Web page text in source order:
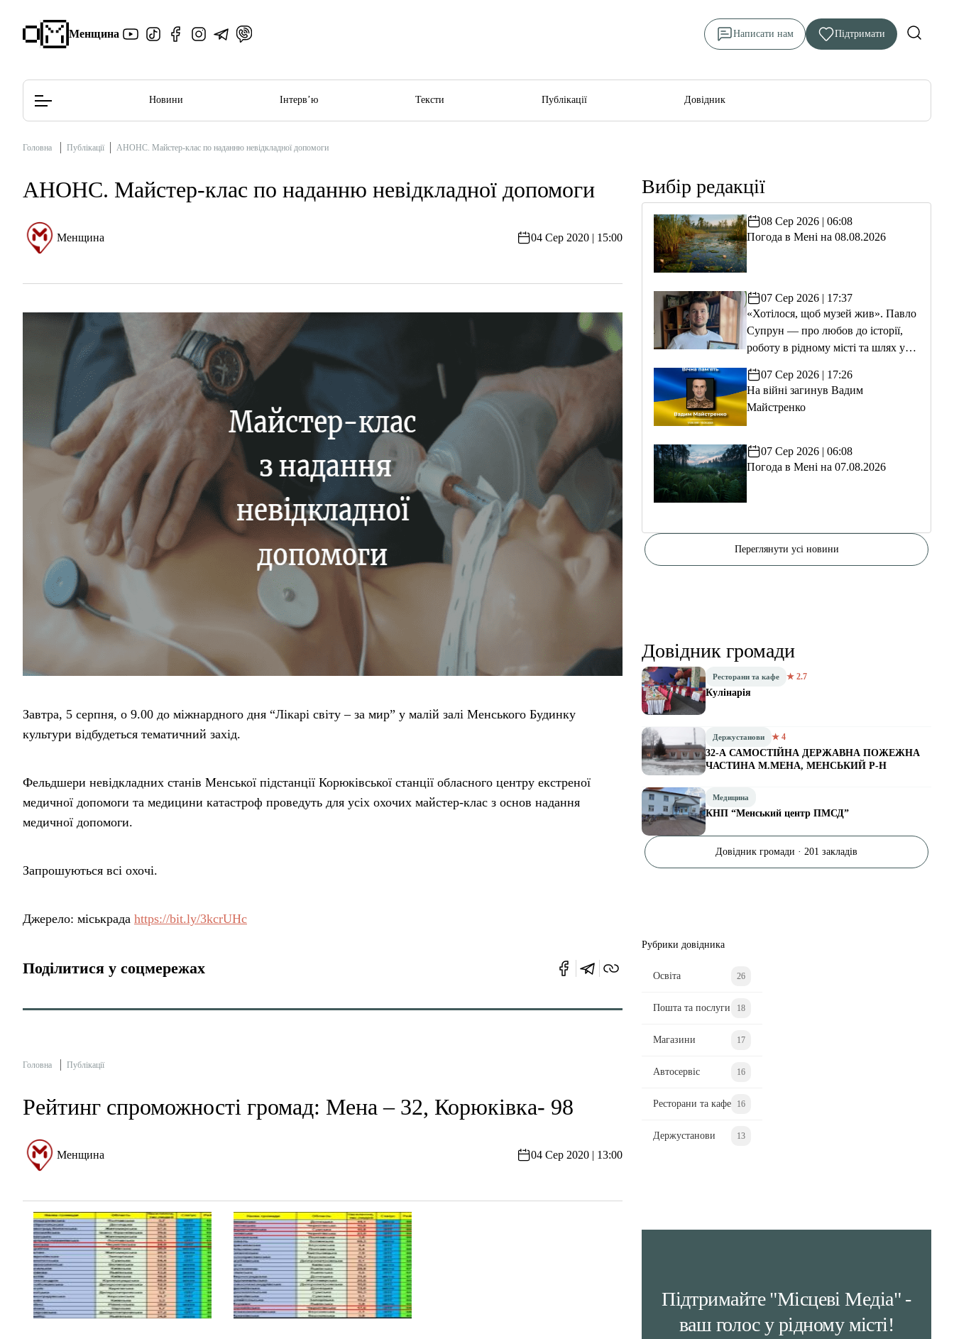
Менщина Написати нам Підтримати
Редакційна політика
Новини Інтерв’ю Тексти Публікації Довідник
Головна Публікації АНОНС. Майстер-клас по наданню невідкладної допомоги
АНОНС. Майстер-клас по наданню невідкладної допомоги
Менщина 04 Сер 2020 | 15:00
Завтра, 5 серпня, о 9.00 до міжнардного дня “Лікарі світу – за мир” у малій залі Менського Будинку
культури відбудеться тематичний захід.
Фельдшери невідкладних станів Менської підстанції Корюківської станції обласного центру екстреної
медичної допомоги та медицини катастроф проведуть для усіх охочих майстер-клас з основ надання
медичної допомоги.
Запрошуються всі охочі.
Джерело: міськрада https://bit.ly/3kcrUHc
Поділитися у соцмережах
Головна Публікації
Рейтинг спроможності громад: Мена – 32, Корюківка- 98
Менщина 04 Сер 2020 | 13:00
Вибір редакції
08 Сер 2026 | 06:08
Погода в Мені на 08.08.2026
07 Сер 2026 | 17:37
«Хотілося, щоб музей жив». Павло
Супрун — про любов до історії,
роботу в рідному місті та шлях у
07 Сер 2026 | 17:26
На війні загинув Вадим
Майстренко
07 Сер 2026 | 06:08
Погода в Мені на 07.08.2026
Переглянути усі новини
Довідник громади
Ресторани та кафе ★ 2.7
Кулінарія
Держустанови ★ 4
32-А САМОСТІЙНА ДЕРЖАВНА ПОЖЕЖНА
ЧАСТИНА М.МЕНА, МЕНСЬКИЙ Р-Н
Медицина
КНП “Менський центр ПМСД”
Довідник громади · 201 закладів
Рубрики довідника
Освіта 26
Пошта та послуги 18
Магазини 17
Автосервіс 16
Ресторани та кафе 16
Держустанови 13
Підтримайте "Місцеві Медіа" -
ваш голос у рідному місті!